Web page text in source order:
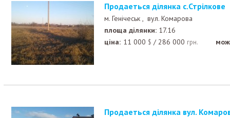
Продаеться ділянка с.Стрілкове
м. Генічеськ , вул. Комарова
площа ділянки: 17.16
ціна: 11 000 $ /286 000 грн.
Продаеться ділянка вул.